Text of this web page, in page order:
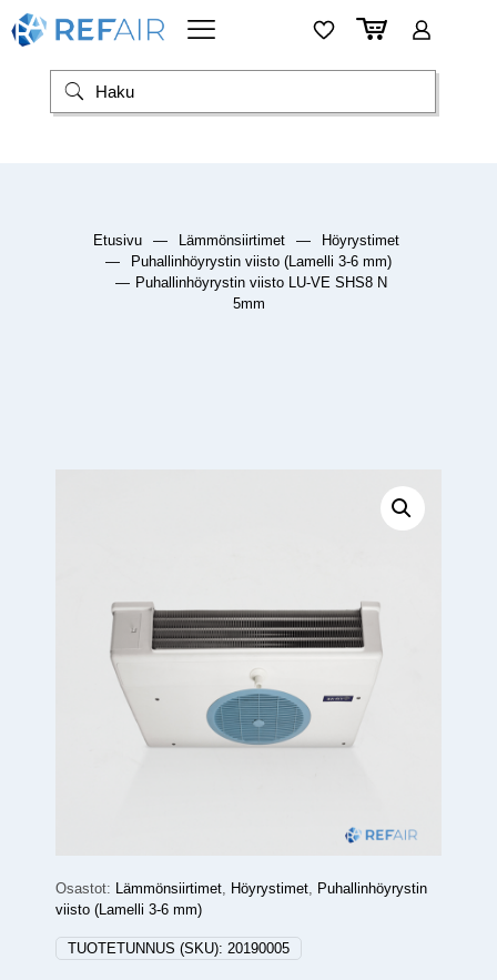
Etusivu — Lämmönsiirtimet —
Höyrystimet
—
Puhallinhöyrystin viisto (Lamelli 3-6 mm)
— Puhallinhöyrystin viisto LU-VE SHS8 N
5mm
Osastot: Lämmönsiirtimet, Höyrystimet, Puhallinhöyrystin
viisto (Lamelli 3-6 mm)
TUOTETUNNUS (SKU): 20190005